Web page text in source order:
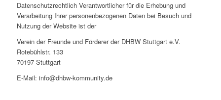
Datenschutzrechtlich Verantwortlicher für die Erhebung und
Verarbeitung Ihrer personenbezogenen Daten bei Besuch und
Nutzung der Website ist der
Verein der Freunde und Förderer der DHBW Stuttgart e.V.
Rotebühlstr. 133
70197 Stuttgart
E-Mail: info@dhbw-kommunity.de